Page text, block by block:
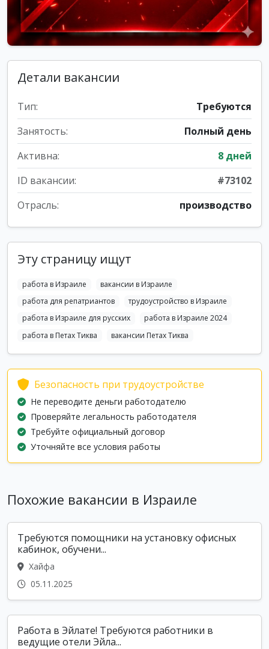
Детали вакансии
Тип:
Требуются
Занятость:
Полный день
Активна:
8 дней
ID вакансии:
#73102
Отрасль:
производство
Эту страницу ищут
работа в Израиле
вакансии в Израиле
работа для репатриантов
трудоустройство в Израиле
работа в Израиле для русских
работа в Израиле 2024
работа в Петах Тиква
вакансии Петах Тиква
Безопасность при трудоустройстве
Не переводите деньги работодателю
Проверяйте легальность работодателя
Требуйте официальный договор
Уточняйте все условия работы
Похожие вакансии в Израиле
Требуются помощники на установку офисных
кабинок, обучени...
Хайфа
05.11.2025
Работа в Эйлате! Требуются работники в
ведущие отели Эйла...